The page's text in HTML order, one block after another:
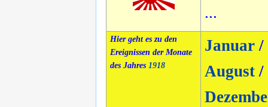
...
Hier geht es zu den
Ereignissen der Monate
des Jahres 1918
Januar/
August/